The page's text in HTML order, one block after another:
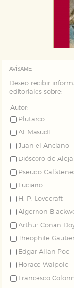
AVÍSAME
Deseo recibir
editoriales sobre:
Autor:
Plutarco
Al-Masudi
Juan el Anciano
Dióscoro de
Pseudo
Luciano
H. P. Lovecraft
Algernon
Arthur Conan
Théophile Gautier
Edgar Allan Poe
Horace Walpole
Francesco